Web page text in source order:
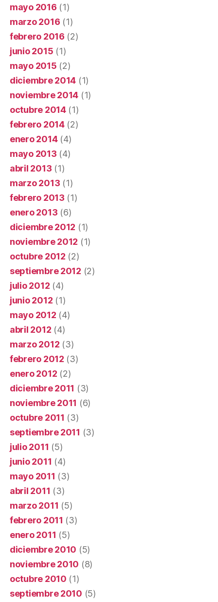
mayo 2016 (1)
marzo 2016 (1)
febrero 2016 (2)
junio 2015 (1)
mayo 2015 (2)
diciembre 2014 (1)
noviembre 2014 (1)
octubre 2014(1)
febrero 2014(2)
enero 2014(4)
mayo 2013 (4)
abril 2013 (1)
marzo 2013 (1)
febrero 2013 (1)
enero 2013 (6)
diciembre 2012 (1)
noviembre 2012 (1)
octubre 2012 (2)
septiembre 2012 (2)
julio 2012 (4)
junio 2012 (1)
mayo 2012 (4)
abril 2012 (4)
marzo 2012 (3)
febrero 2012 (3)
enero 2012 (2)
diciembre 2011 (3)
noviembre 2011 (6)
octubre 2011 (3)
septiembre 2011 (3)
julio 2011 (5)
junio 2011 (4)
mayo 2011 (3)
abril 2011 (3)
marzo 2011 (5)
febrero 2011 (3)
enero 2011 (5)
diciembre 2010 (5)
noviembre 2010 (8)
octubre 2010 (1)
septiembre 2010 (5)